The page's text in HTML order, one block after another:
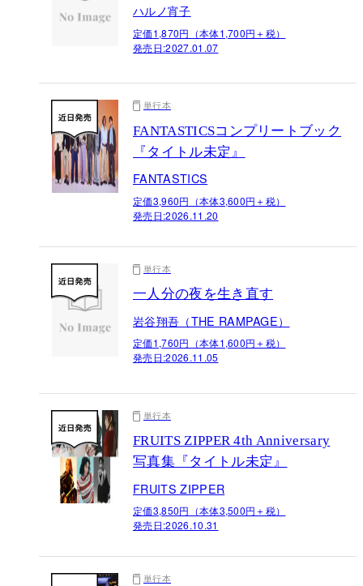
ハルノ宵子
定価1,870円（本体1,700円＋税）
発売日:2027.01.07
単行本
FANTASTICSコンプリートブック
『タイトル未定』
FANTASTICS
定価3,960円（本体3,600円＋税）
発売日:2026.11.20
単行本
一人分の夜を生き直す
岩谷翔吾（THE RAMPAGE）
定価1,760円（本体1,600円＋税）
発売日:2026.11.05
単行本
FRUITS ZIPPER 4th Anniversary
写真集『タイトル未定』
FRUITS ZIPPER
定価3,850円（本体3,500円＋税）
発売日:2026.10.31
単行本